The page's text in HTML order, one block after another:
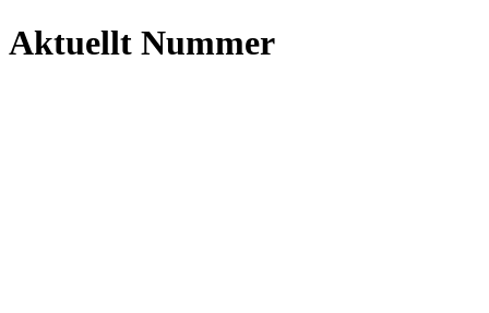
Aktuellt Nummer